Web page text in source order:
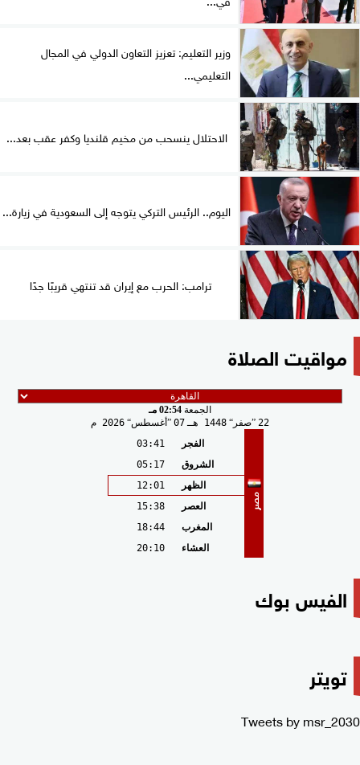
وزير التعليم: تعزيز التعاون الدولي في المجال
التعليمي...
الاحتلال ينسحب من مخيم قلنديا وكفر عقب بعد...
اليوم.. الرئيس التركي يتوجه إلى السعودية في زيارة...
ترامب: الحرب مع إيران قد تنتهي قريبًا جدًا
مواقيت الصلاة
الجمعة 02:54 مـ
22 صفر 1448 هـ 07 أغسطس 2026 م
مصر
الفجر
03:41
الشروق
05:17
الظهر
12:01
العصر
15:38
المغرب
18:44
العشاء
20:10
الفيس بوك
تويتر
Tweets by msr_2030